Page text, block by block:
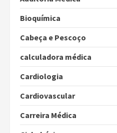
Bioquímica
Cabeça e Pescoço
calculadora médica
Cardiologia
Cardiovascular
Carreira Médica